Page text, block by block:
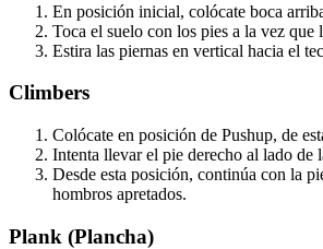
En posición inicial, colócate boca
Toca el suelo con los pies a la vez que
Estira las piernas en vertical hacia el
Climbers
Colócate en posición de Pushup, de
Intenta llevar el pie derecho al lado de
Desde esta posición, continúa con la
hombros apretados.
Plank (Plancha)